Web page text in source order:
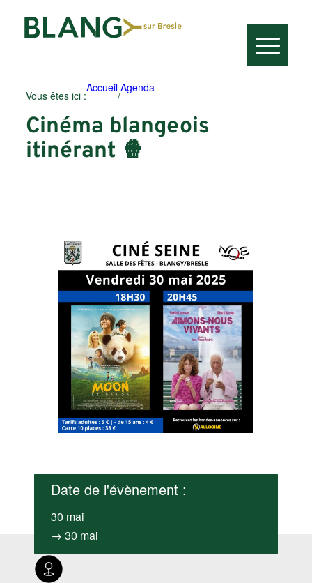
Vous êtes ici :
Accueil
/
Agenda
Cinéma blangeois
itinérant 🍿
Date de l'évènement :
30 mai
→ 30 mai